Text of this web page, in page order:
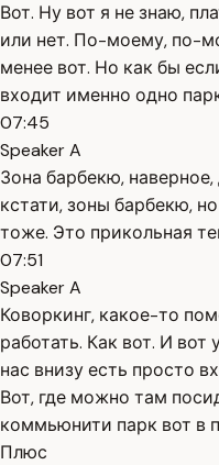
Вот. Ну вот я не знаю,
или нет. По-моему, по-
менее вот. Но как бы
входит именно одно
07:45
Speaker A
Зона барбекю, наверное,
кстати, зоны барбекю,
тоже. Это прикольная
07:51
Speaker A
Коворкинг, какое-то
работать. Как вот. И вот
нас внизу есть просто
Вот, где можно там
коммьюнити парк вот в
Плюс